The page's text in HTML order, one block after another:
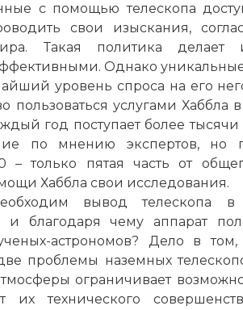
с помощью телескопа
свои изыскания,
Такая политика делает
Однако
уровень спроса на его
пользоваться услугами Хаббла
год поступает более тысячи
по мнению экспертов, но
– только пятая часть от
Хаббла свои исследования.
вывод телескопа в
и благодаря чему аппарат
астрономов? Дело в том,
проблемы наземных
ограничивает
их технического